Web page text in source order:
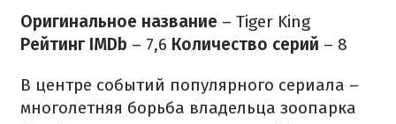
Оригинальное название – Tiger King
Рейтинг IMDb – 7,6 Количество серий – 8
В центре событий популярного сериала –
многолетняя борьба владельца зоопарка